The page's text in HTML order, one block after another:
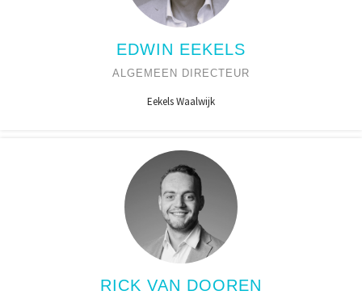
EDWIN EEKELS
ALGEMEEN DIRECTEUR
Eekels Waalwijk
RICK VAN DOOREN